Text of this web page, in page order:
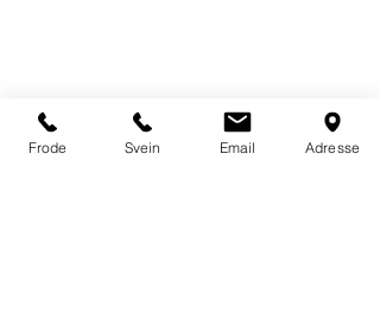
Frode Svein Email Adresse